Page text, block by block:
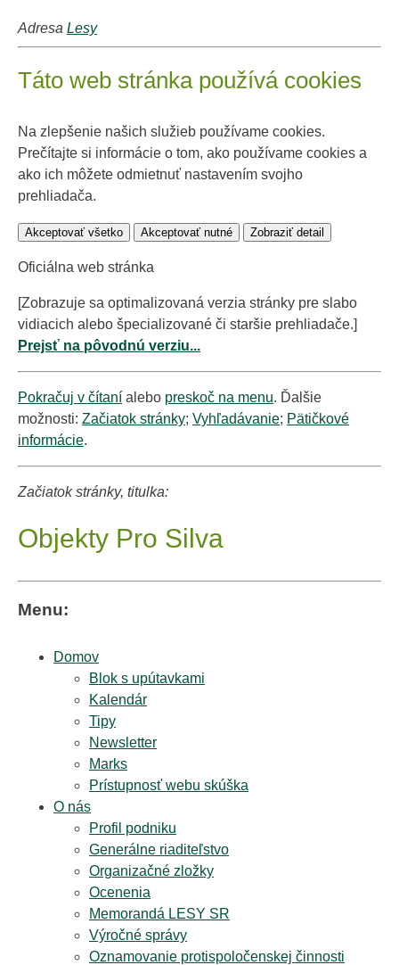
Adresa Lesy
Táto web stránka používá cookies
Na zlepšenie našich služieb používame cookies.
Prečítajte si informácie o tom, ako používame cookies a
ako ich môžete odmietnuť nastavením svojho
prehliadača.
Akceptovať všetko Akceptovať nutné Zobraziť detail
Oficiálna web stránka
[Zobrazuje sa optimalizovaná verzia stránky pre slabo
vidiacich alebo špecializované či staršie prehliadače.]
Prejsť na pôvodnú verziu...
Pokračuj v čítaní alebo preskoč na menu. Ďalšie
možnosti: Začiatok stránky; Vyhľadávanie; Pätičkové
informácie.
Začiatok stránky, titulka:
Objekty Pro Silva
Menu:
Domov
Blok s upútavkami
Kalendár
Tipy
Newsletter
Marks
Prístupnosť webu skúška
O nás
Profil podniku
Generálne riaditeľstvo
Organizačné zložky
Ocenenia
Memorandá LESY SR
Výročné správy
Oznamovanie protispoločenskej činnosti